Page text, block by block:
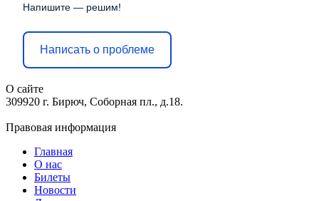
Напишите — решим!
Написать о проблеме
О сайте
309920 г. Бирюч, Соборная пл., д.18.
Правовая информация
Главная
О нас
Билеты
Новости